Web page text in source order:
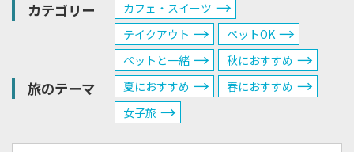
カテゴリー
カフェ・スイーツ
テイクアウト
ペットOK
旅のテーマ
ペットと一緒
秋におすすめ
夏におすすめ
春におすすめ
女子旅